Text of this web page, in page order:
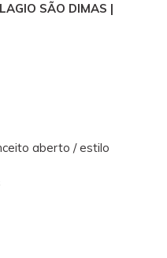
SÃO DIMAS |
aberto / estilo